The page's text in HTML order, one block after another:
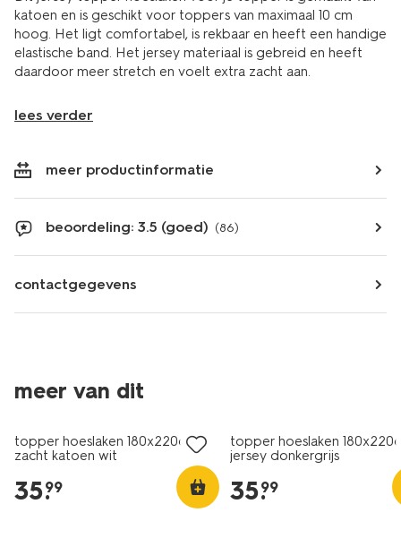
katoen en is geschikt voor toppers van maximaal 10 cm
hoog. Het ligt comfortabel, is rekbaar en heeft een handige
elastische band. Het jersey materiaal is gebreid en heeft
daardoor meer stretch en voelt extra zacht aan.
lees verder
meer productinformatie
beoordeling: 3.5 (goed) (86)
contactgegevens
meer van dit
topper hoeslaken 180x220cm
zacht katoen wit
35.
99
topper hoeslaken
jersey donkergrijs
35.
99